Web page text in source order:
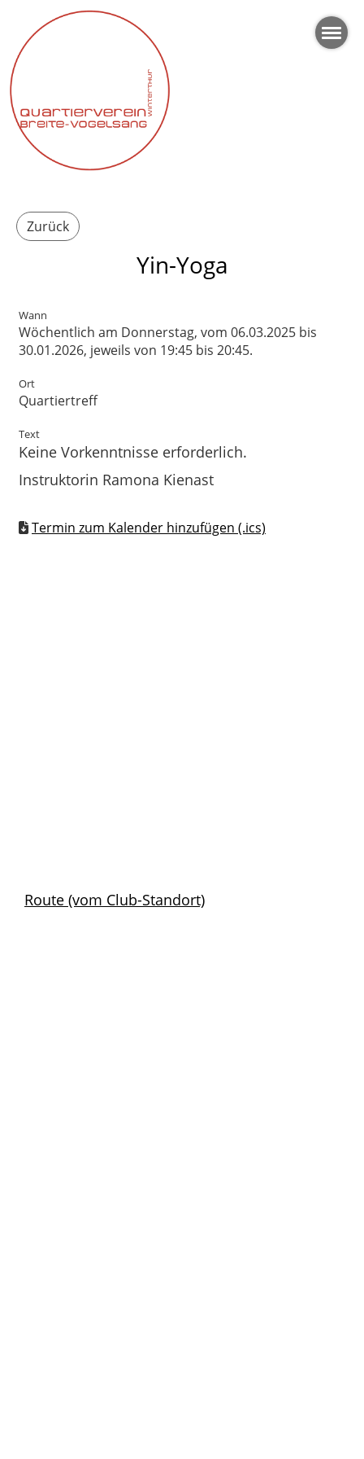
Zurück
Yin-Yoga
Wann
Wöchentlich am Donnerstag, vom 06.03.2025 bis
30.01.2026, jeweils von 19:45 bis 20:45.
Ort
Quartiertreff
Text
Keine Vorkenntnisse erforderlich.
Instruktorin Ramona Kienast
Termin zum Kalender hinzufügen (.ics)
Route (vom Club-Standort)